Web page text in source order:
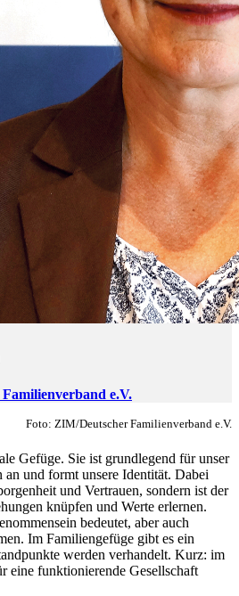
e.V.
Foto: ZIM/Deutscher Familienverband e.V.
Gefüge. Sie ist grundlegend für unser
und formt unsere Identität. Dabei
und Vertrauen, sondern ist der
knüpfen und Werte erlernen.
bedeutet, aber auch
Im Familiengefüge gibt es ein
werden verhandelt. Kurz: im
eine funktionierende Gesellschaft